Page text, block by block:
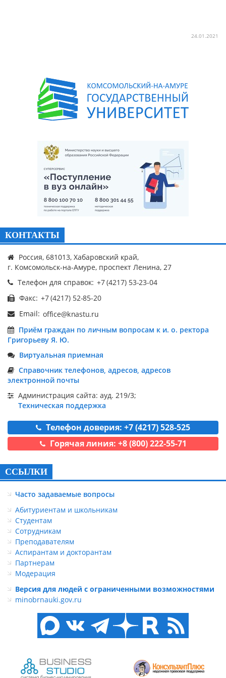
24.01.2021
КОНТАКТЫ
Россия, 681013, Хабаровский край,
г. Комсомольск-на-Амуре, проспект Ленина, 27
Телефон для справок:
Факс:
Email:
Приём граждан по личным вопросам к и. о. ректора
Григорьеву Я. Ю.
Виртуальная приемная
Справочник телефонов, адресов, адресов
электронной почты
Администрация сайта: ауд. 219/3;
Техническая поддержка
Телефон доверия: +7 (4217) 528-525
Горячая линия: +8 (800) 222-55-71
ССЫЛКИ
Часто задаваемые вопросы
Абитуриентам и школьникам
Студентам
Сотрудникам
Преподавателям
Аспирантам и докторантам
Партнерам
Модерация
Версия для людей с ограниченными возможностями
minobrnauki.gov.ru